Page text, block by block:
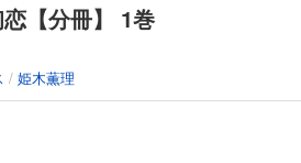
【分冊】 1巻
/ 姫木薫理